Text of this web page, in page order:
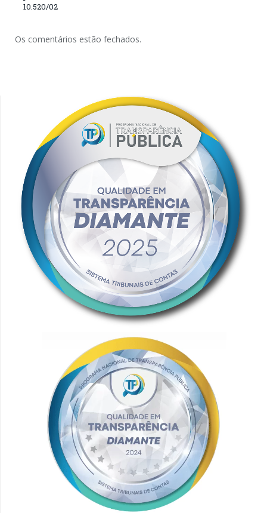
10.520/02
Os comentários estão fechados.